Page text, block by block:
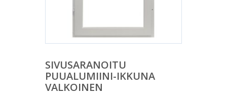
SIVUSARANOITU
PUUALUMIINI-IKKUNA
VALKOINEN